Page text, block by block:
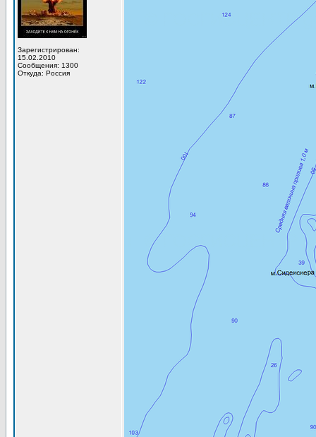
Зарегистрирован:
15.02.2010
Сообщения: 1300
Откуда: Россия